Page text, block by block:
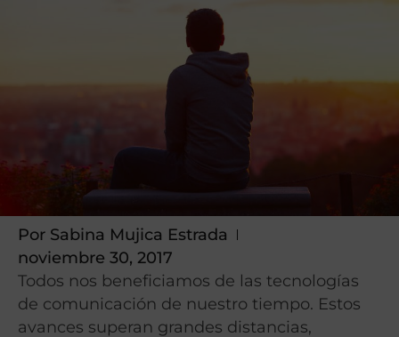
Por Sabina Mujica Estrada
noviembre 30, 2017
Todos nos beneficiamos de las tecnologías
de comunicación de nuestro tiempo. Estos
avances superan grandes distancias,